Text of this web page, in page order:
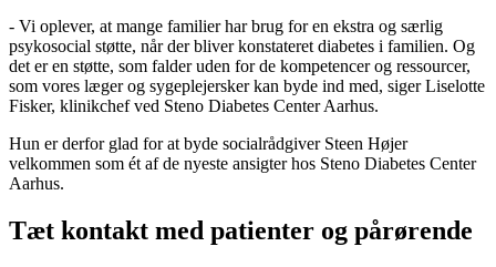
- Vi oplever, at mange familier har brug for en ekstra og særlig
psykosocial støtte, når der bliver konstateret diabetes i familien. Og
det er en støtte, som falder uden for de kompetencer og ressourcer,
som vores læger og sygeplejersker kan byde ind med, siger Liselotte
Fisker, klinikchef ved Steno Diabetes Center Aarhus.
Hun er derfor glad for at byde socialrådgiver Steen Højer
velkommen som ét af de nyeste ansigter hos Steno Diabetes Center
Aarhus.
Tæt kontakt med patienter og pårørende